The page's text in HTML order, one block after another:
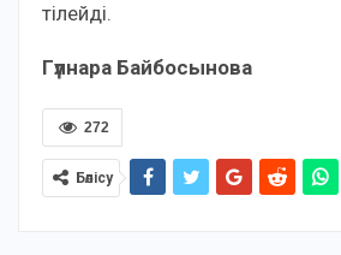
тілейді.
Гүлнара Байбосынова
272
Бөлісу